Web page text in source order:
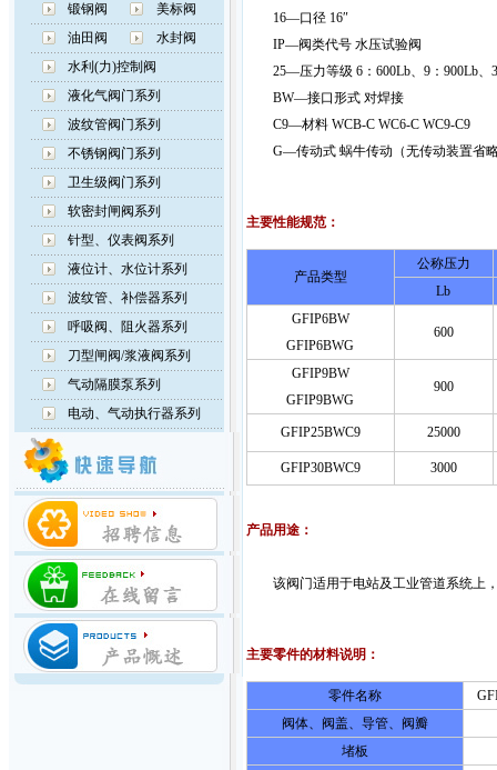
锻钢阀
美标阀
油田阀
水封阀
水利(力)控制阀
液化气阀门系列
波纹管阀门系列
不锈钢阀门系列
卫生级阀门系列
软密封闸阀系列
针型、仪表阀系列
液位计、水位计系列
波纹管、补偿器系列
呼吸阀、阻火器系列
刀型闸阀/浆液阀系列
气动隔膜泵系列
电动、气动执行器系列
16—口径 16″
IP—阀类代号 水压试验阀
25—压力等级 6：600Lb、9：900Lb、
BW—接口形式 对焊接
C9—材料 WCB-C WC6-C WC9-C9
G—传动式 蜗牛传动（无传动装置省
主要性能规范：
产品类型
公称压力
Lb
GFIP6BW
GFIP6BWG
600
GFIP9BW
GFIP9BWG
900
GFIP25BWC9 25000
GFIP30BWC9 3000
产品用途：
该阀门适用于电站及工业管道系统上，
主要零件的材料说明：
零件名称
阀体、阀盖、导管、阀瓣
堵板